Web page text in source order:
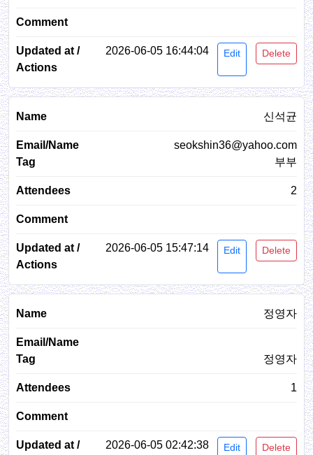
2026-06-05 16:44:04 Edit Delete
신석균
seokshin36@yahoo.com
부부
2
2026-06-05 15:47:14 Edit Delete
정영자
정영자
1
2026-06-05 02:42:38 Edit Delete